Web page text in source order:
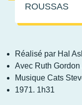
ROUSSAS
Réalisé par Hal
Avec Ruth Gordon
Musique Cats
1971. 1h31